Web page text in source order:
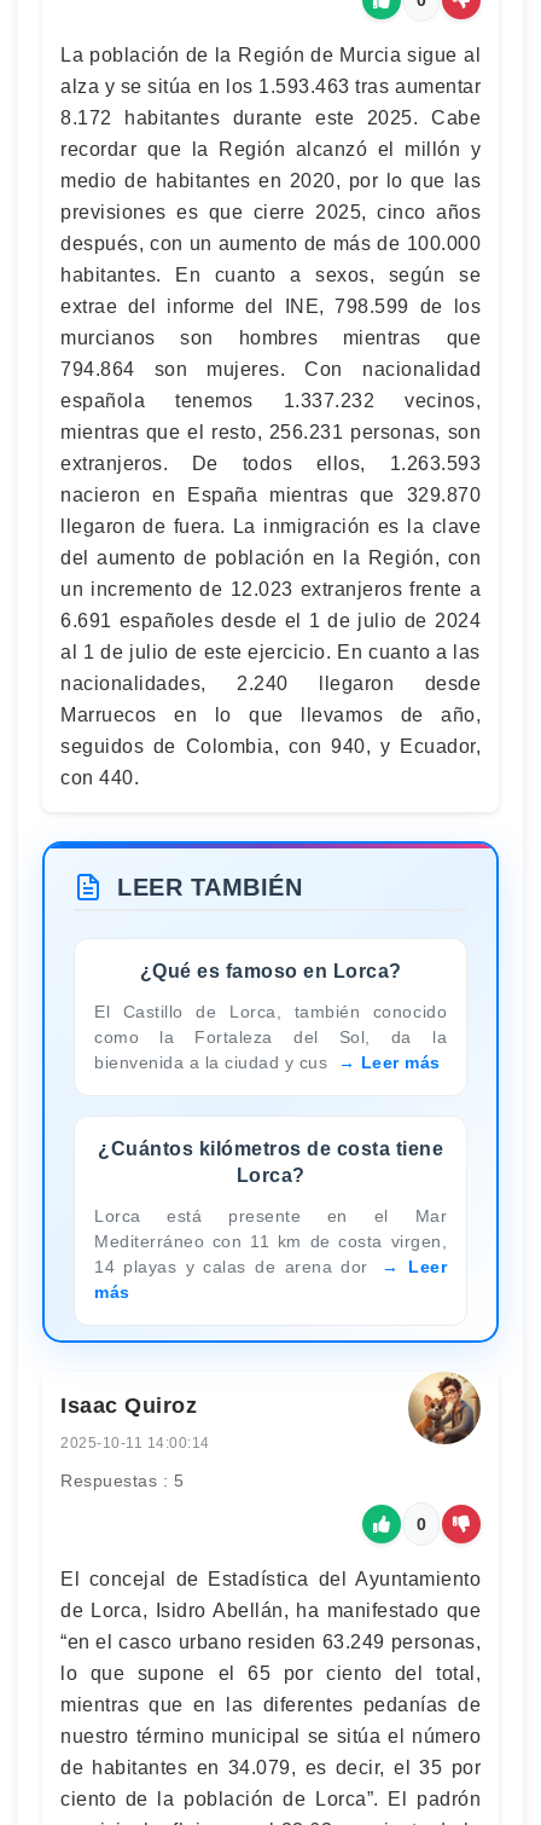
La población de la Región de Murcia sigue al
alza y se sitúa en los 1.593.463 tras aumentar
8.172 habitantes durante este 2025. Cabe
recordar que la Región alcanzó el millón y
medio de habitantes en 2020, por lo que las
previsiones es que cierre 2025, cinco años
después, con un aumento de más de 100.000
habitantes. En cuanto a sexos, según se
extrae del informe del INE, 798.599 de los
murcianos son hombres mientras que
794.864 son mujeres. Con nacionalidad
española tenemos 1.337.232 vecinos,
mientras que el resto, 256.231 personas, son
extranjeros. De todos ellos, 1.263.593
nacieron en España mientras que 329.870
llegaron de fuera. La inmigración es la clave
del aumento de población en la Región, con
un incremento de 12.023 extranjeros frente a
6.691 españoles desde el 1 de julio de 2024
al 1 de julio de este ejercicio. En cuanto a las
nacionalidades, 2.240 llegaron desde
Marruecos en lo que llevamos de año,
seguidos de Colombia, con 940, y Ecuador,
con 440.
LEER TAMBIÉN
¿Qué es famoso en Lorca?
El Castillo de Lorca, también conocido
como la Fortaleza del Sol, da la
bienvenida a la ciudad y cus
Leer más
¿Cuántos kilómetros de costa tiene
Lorca?
Lorca está presente en el Mar
Mediterráneo con 11 km de costa virgen,
14 playas y calas de arena dor
Leer
más
Isaac Quiroz
2025-10-11 14:00:14
Respuestas : 5
0
El concejal de Estadística del Ayuntamiento
de Lorca, Isidro Abellán, ha manifestado que
“en el casco urbano residen 63.249 personas,
lo que supone el 65 por ciento del total,
mientras que en las diferentes pedanías de
nuestro término municipal se sitúa el número
de habitantes en 34.079, es decir, el 35 por
ciento de la población de Lorca”. El padrón